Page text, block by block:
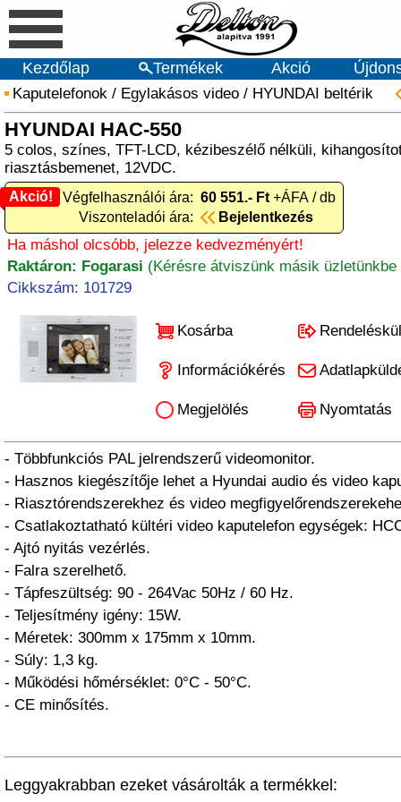
Kezdőlap Termékek Akció
Kaputelefonok / Egylakásos video / HYUNDAI beltérik
HYUNDAI HAC-550
5 colos, színes, TFT-LCD, kézibeszélő nélküli,
riasztásbemenet, 12VDC.
Akció!
Akció! Végfelhasználói ára: 60 551.- Ft +ÁFA / db
Viszonteladói ára:
Bejelentkezés
Ha máshol olcsóbb, jelezze kedvezményért!
Raktáron: Fogarasi (Kérésre átviszünk másik üzletünkbe
Cikkszám: 101729
Kosárba
Információkérés
Megjelölés Nyomtatás
- Többfunkciós PAL jelrendszerű videomonitor.
- Hasznos kiegészítője lehet a Hyundai audio és video
- Riasztórendszerekhez és video
- Csatlakoztatható kültéri video kaputelefon egységek:
- Ajtó nyitás vezérlés.
- Falra szerelhető.
- Tápfeszültség: 90 - 264Vac 50Hz / 60 Hz.
- Teljesítmény igény: 15W.
- Méretek: 300mm x 175mm x 10mm.
- Súly: 1,3 kg.
- Működési hőmérséklet: 0°C - 50°C.
- CE minősítés.
Leggyakrabban ezeket vásárolták a termékkel: